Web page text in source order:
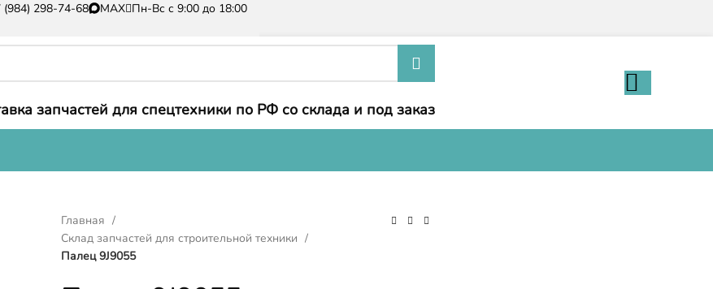
(984) 298-74-68 MAX Пн-Вс с 9:00 до 18:00
запчастей для спецтехники по РФ со склада и под заказ
Главная
Склад запчастей для строительной техники
Палец 9J9055